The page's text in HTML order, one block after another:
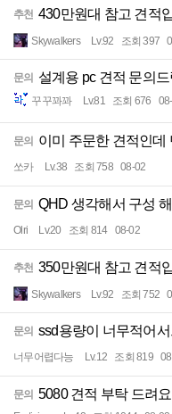
추천 430만원대 참고 견적
Skywalkers Lv.92 조회 397
문의 설계용 pc 견적 문의
꾸꾸꽈꽈 Lv.81 조회 676
문의 이미 주문한 견적인데
쏘카 Lv.38 조회 758 08-02
문의 QHD 생각해서 구성
Olri Lv.20 조회 814 08-02
추천 350만원대 참고 견적
Skywalkers Lv.92 조회 752
문의 ssd용량이 너무적어서
너무어렵다능 Lv.12 조회 819
문의 5080 견적 부탁 드려요